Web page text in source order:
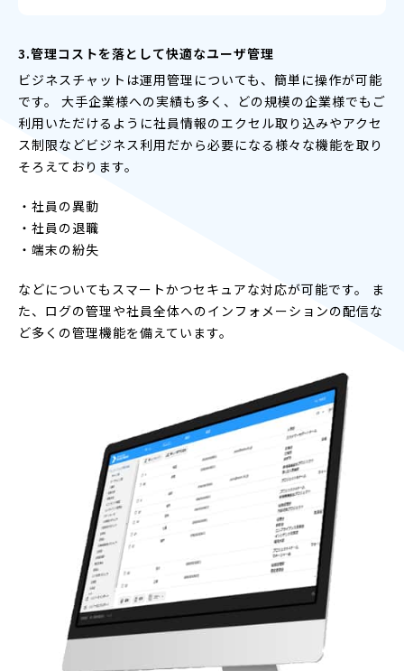
3.管理コストを落として快適なユーザ管理
ビジネスチャットは運用管理についても、簡単に操作が可能
です。 大手企業様への実績も多く、どの規模の企業様でもご
利用いただけるように社員情報のエクセル取り込みやアクセ
ス制限などビジネス利用だから必要になる様々な機能を取り
そろえております。
・社員の異動
・社員の退職
・端末の紛失
などについてもスマートかつセキュアな対応が可能です。 ま
た、ログの管理や社員全体へのインフォメーションの配信な
ど多くの管理機能を備えています。